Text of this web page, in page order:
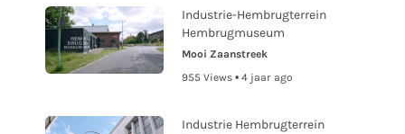
Industrie-Hembrugterrein
Hembrugmuseum
Mooi Zaanstreek
955 Views • 4 jaar ago
Industrie Hembrugterrein